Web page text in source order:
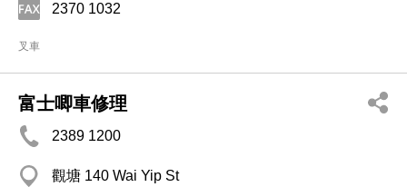
2370 1032
叉車
富士唧車修理
2389 1200
觀塘 140 Wai Yip St